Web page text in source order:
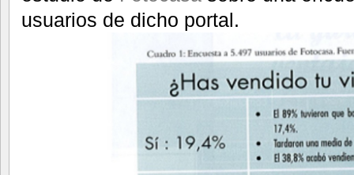
usuarios de dicho portal.